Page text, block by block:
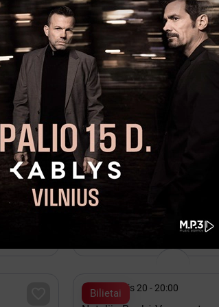

|
 Rugpjūtis 22 - 20:00
TO ESI TAS | Vilnius.
Vilnius, Šv. Kotrynos bažnyčia
 Kakava
Lapkritis 13 - 14
Bilietai
Rugpjūtis 20 - 20:00